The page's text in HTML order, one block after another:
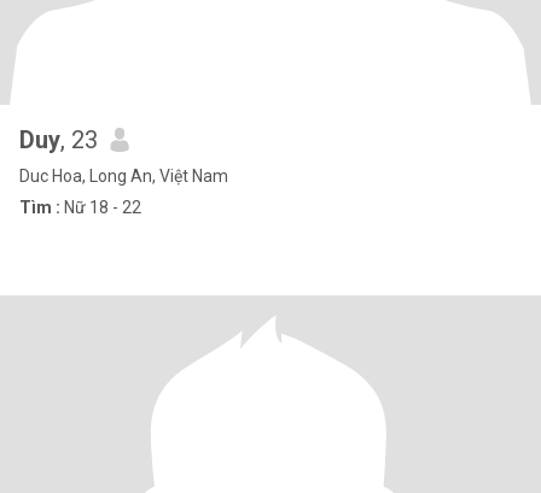
Duy, 23
Duc Hoa, Long An, Việt Nam
Tìm : Nữ 18 - 22